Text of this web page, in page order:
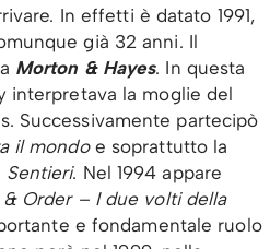
In effetti è datato 1991,
già 32 anni. Il
Morton & Hayes. In questa
interpretava la moglie del
Successivamente partecipò
il mondoe soprattutto la
Sentieri. Nel 1994 appare
& Order – I due volti della
e fondamentale ruolo